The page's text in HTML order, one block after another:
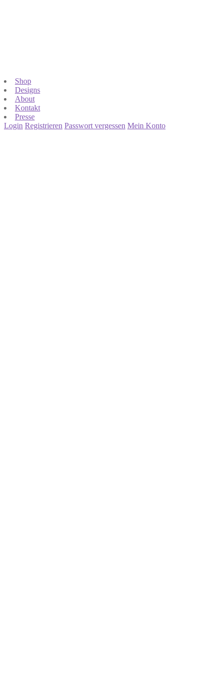
Shop
Designs
About
Kontakt
Presse
Login Registrieren Passwort vergessen Mein Konto